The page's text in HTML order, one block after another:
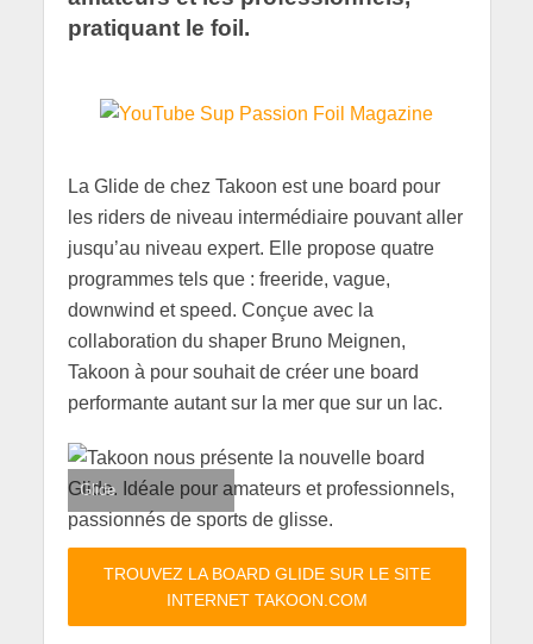
pratiquant le foil.
La Glide de chez Takoon est une board pour
les riders de niveau intermédiaire pouvant aller
jusqu’au niveau expert. Elle propose quatre
programmes tels que : freeride, vague,
downwind et speed. Conçue avec la
collaboration du shaper Bruno Meignen,
Takoon à pour souhait de créer une board
performante autant sur la mer que sur un lac.
Glide
TROUVEZ LA BOARD GLIDE SUR LE SITE
INTERNET TAKOON.COM